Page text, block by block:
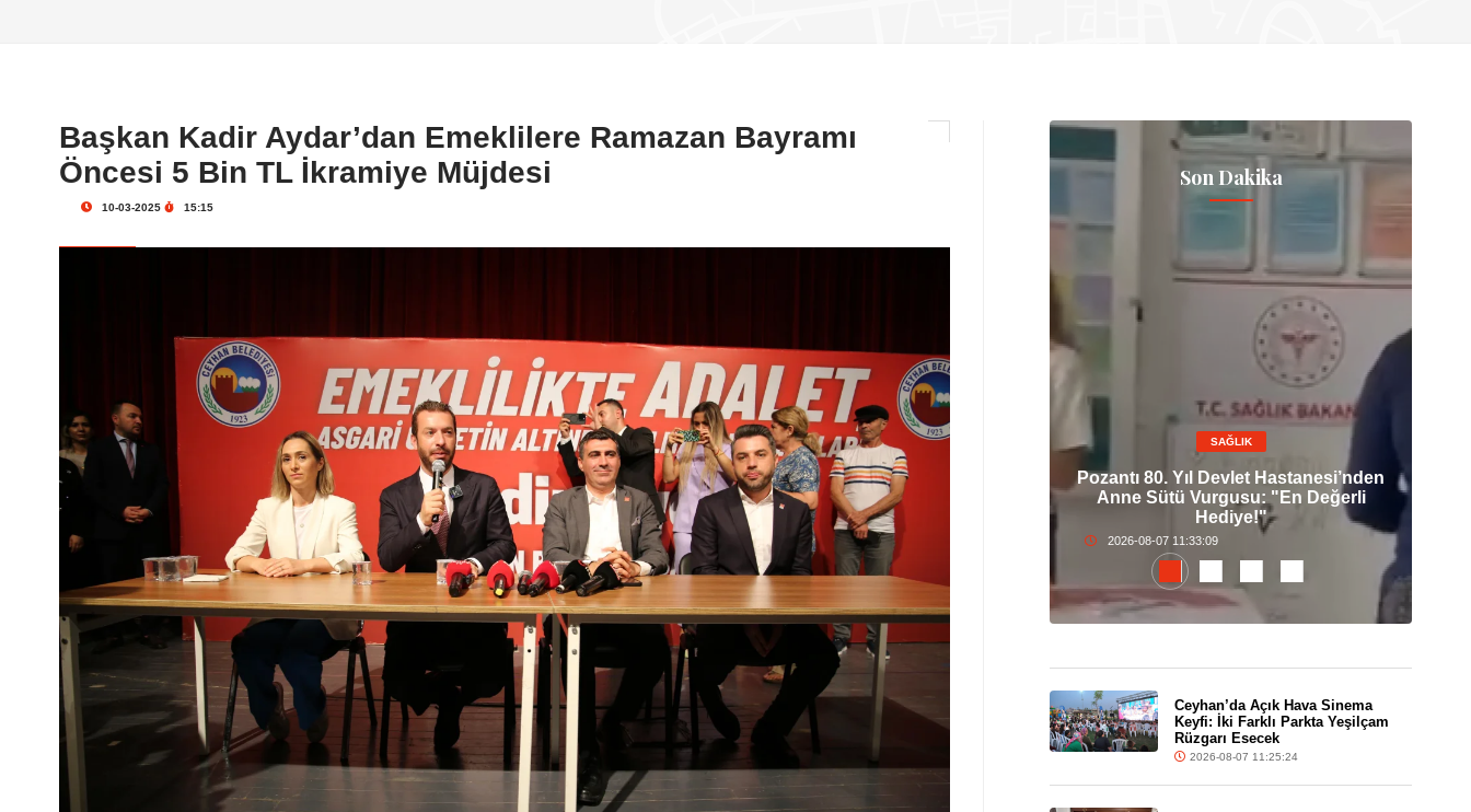
Başkan Kadir Aydar’dan Emeklilere Ramazan Bayramı
Öncesi 5 Bin TL İkramiye Müjdesi
10-03-2025 15:15
Son Dakika
GÜNDEM
Ceyhan Belediyesi’nden Asfalt
Seferberliği: Yollar Adım Adım
Yenileniyor!
2026-08-07 11:14:02
SAĞLIK
Pozantı 80. Yıl Devlet Hastanesi’nden
Anne Sütü Vurgusu: "En Değerli
Hediye!"
2026-08-07 11:33:09
Ceyhan’da Açık Hava Sinema
Keyfi: İki Farklı Parkta Yeşilçam
Rüzgarı Esecek
2026-08-07 11:25:24